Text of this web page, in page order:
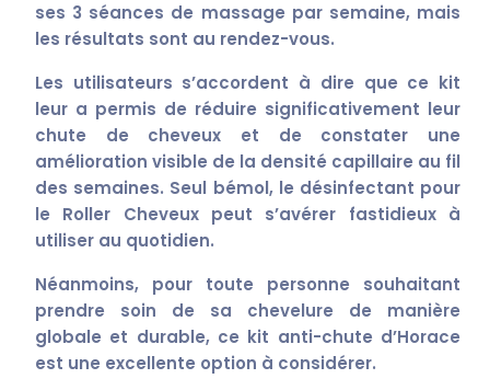
ses 3 séances de massage par semaine, mais
les résultats sont au rendez-vous.
Les utilisateurs s’accordent à dire que ce kit
leur a permis de réduire significativement leur
chute de cheveux et de constater une
amélioration visible de la densité capillaire au fil
des semaines. Seul bémol, le désinfectant pour
le Roller Cheveuxpeut s’avérer fastidieux à
utiliser au quotidien.
Néanmoins, pour toute personne souhaitant
prendre soin de sa chevelure de manière
globale et durable, ce kit anti-chute d’Horace
est une excellente option à considérer.